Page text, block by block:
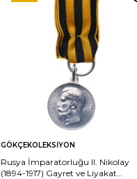
Sepete
Ekle
GÖKÇEKOLEKSIYON
Rusya İmparatorluğu II. Nikolay
(1894-1917) Gayret ve Liyakat